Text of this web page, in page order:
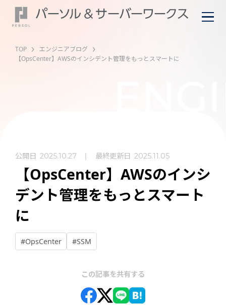
TOP
エンジニアブログ
【OpsCenter】AWSのインシデント管理をもっとスマートに
公開日 2025.10.27 最終更新日 2025.11.05
【OpsCenter】AWSのインシ
デント管理をもっとスマート
に
#OpsCenter #SSM
この記事を共有する